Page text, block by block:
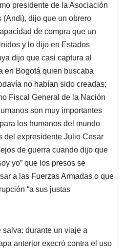
presidente de la Asociación
(Andi), dijo que un obrero
de compra que un
y lo dijo en Estados
dijo que casi captura al
en Bogotá quien buscaba
no habían sido creadas;
Fiscal General de la Nación
son muy importantes
los humanos del mundo
del expresidente Julio Cesar
de guerra cuando dijo que
yo” que los presos se
a las Fuerzas Armadas o que
“a sus justas
salva: durante un viaje a
anterior execró contra el uso